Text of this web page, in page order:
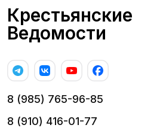
Крестьянские
Ведомости
8 (985) 765-96-85
8 (910) 416-01-77